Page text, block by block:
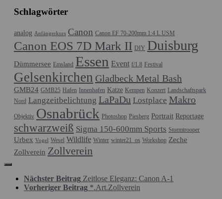
Schlagwörter
analog Anfängerkurs Canon Canon EF 70-200mm 1:4 L USM
Canon EOS 7D Mark II DIY Duisburg
Dümmersee Emsland Essen Event f/1.8 Festival
Gelsenkirchen Gladbeck Metal Bash
GMB24 GMB25 Hafen Innenhafen Katze Kempen Konzert Landschaftspark
Nord Langzeitbelichtung LaPaDu Lostplace Makro
Objektiv Osnabrück Photoshop Piesberg Portrait Reportage
schwarzweiß Sigma 150-600mm Sports Stormtrooper
Urbex Vogel Wesel Wildlife Winter winter21_os Workshop Zeche
Zollverein Zollverein
Nächster Beitrag Zeitlose Eleganz: Canon A-1
Vorheriger Beitrag *.Art.Zollverein